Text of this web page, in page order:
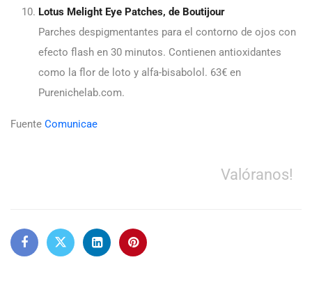
Lotus Melight Eye Patches, de Boutijour
Parches despigmentantes para el contorno de ojos con
efecto flash en 30 minutos. Contienen antioxidantes
como la flor de loto y alfa-bisabolol. 63€ en
Purenichelab.com.
Fuente Comunicae
Valóranos!